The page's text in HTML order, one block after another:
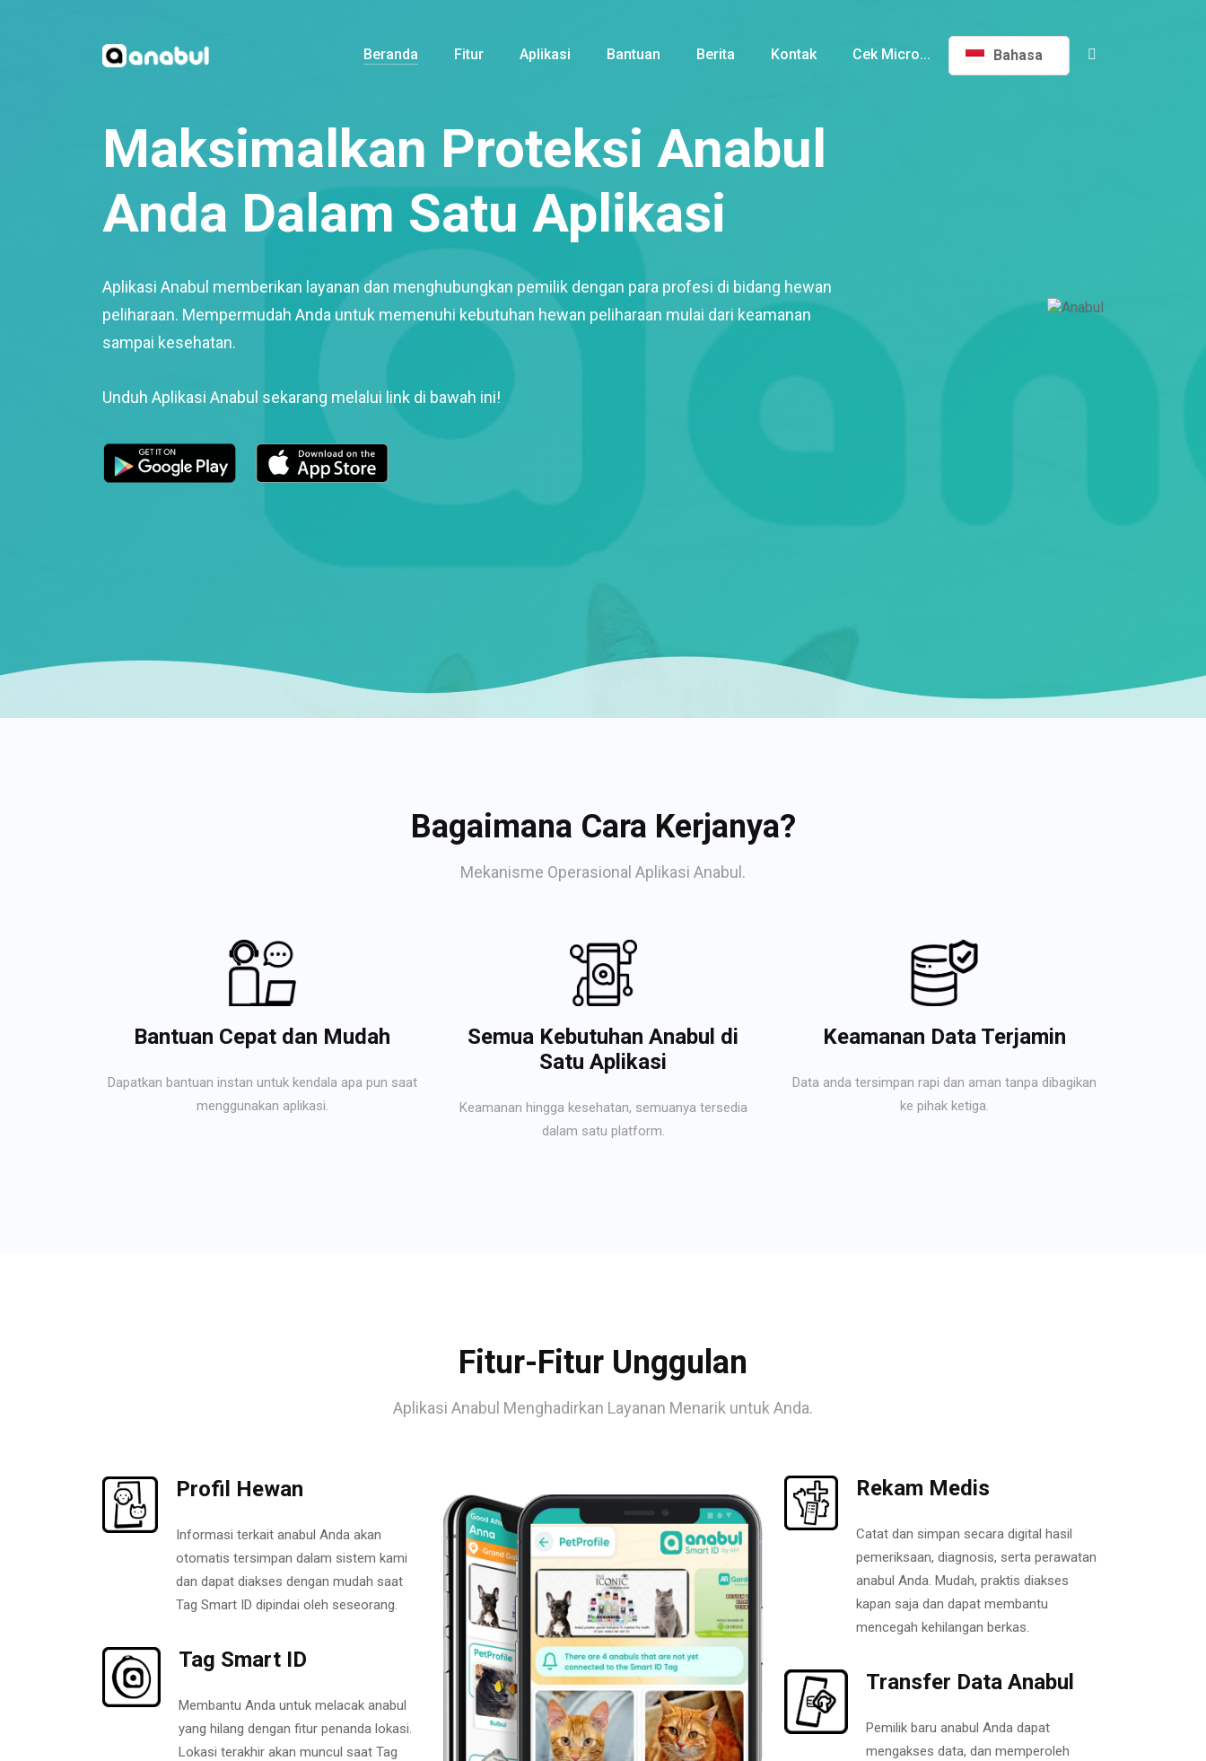
Beranda Fitur Aplikasi Bantuan Berita Kontak Cek Micro... Bahasa
Maksimalkan Proteksi Anabul
Anda Dalam Satu Aplikasi
Aplikasi Anabul memberikan layanan dan menghubungkan pemilik dengan para profesi di bidang hewan
peliharaan. Mempermudah Anda untuk memenuhi kebutuhan hewan peliharaan mulai dari keamanan
sampai kesehatan.
Unduh Aplikasi Anabul sekarang melalui link di bawah ini!
Bagaimana Cara Kerjanya?
Mekanisme Operasional Aplikasi Anabul.
Bantuan Cepat dan Mudah
Dapatkan bantuan instan untuk kendala apa pun saat
menggunakan aplikasi.
Semua Kebutuhan Anabul di
Satu Aplikasi
Keamanan hingga kesehatan, semuanya tersedia
dalam satu platform.
Keamanan Data Terjamin
Data anda tersimpan rapi dan aman tanpa dibagikan
ke pihak ketiga.
Fitur-Fitur Unggulan
Aplikasi Anabul Menghadirkan Layanan Menarik untuk Anda.
Profil Hewan
Informasi terkait anabul Anda akan
otomatis tersimpan dalam sistem kami
dan dapat diakses dengan mudah saat
Tag Smart ID dipindai oleh seseorang.
Tag Smart ID
Membantu Anda untuk melacak anabul
yang hilang dengan fitur penanda lokasi.
Lokasi terakhir akan muncul saat Tag
Rekam Medis
Catat dan simpan secara digital hasil
pemeriksaan, diagnosis, serta perawatan
anabul Anda. Mudah, praktis diakses
kapan saja dan dapat membantu
mencegah kehilangan berkas.
Transfer Data Anabul
Pemilik baru anabul Anda dapat
mengakses data, dan memperoleh